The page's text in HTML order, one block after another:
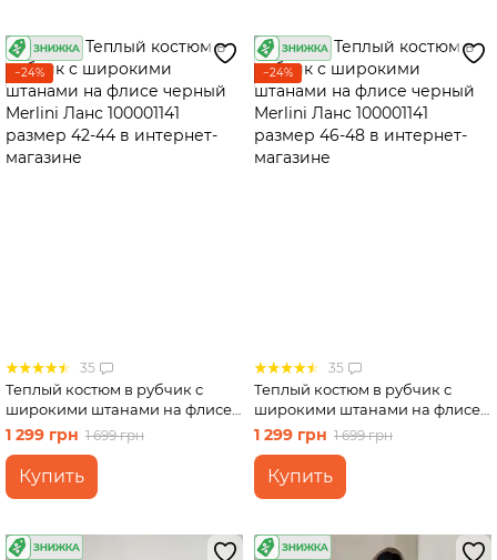
−24%
35
Теплый костюм в рубчик с
широкими штанами на флисе
черный Merlini Ланс 100001141
размер 42-44
1 299 грн 1 699 грн
Купить
−24%
35
Теплый костюм в рубчик с
широкими штанами на флисе
черный Merlini Ланс 100001141
размер 46-48
1 299 грн 1 699 грн
Купить